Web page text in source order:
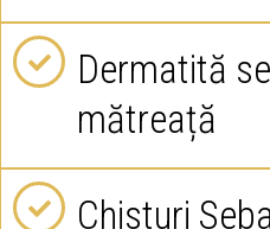
Dermatită
mătreață
Chisturi